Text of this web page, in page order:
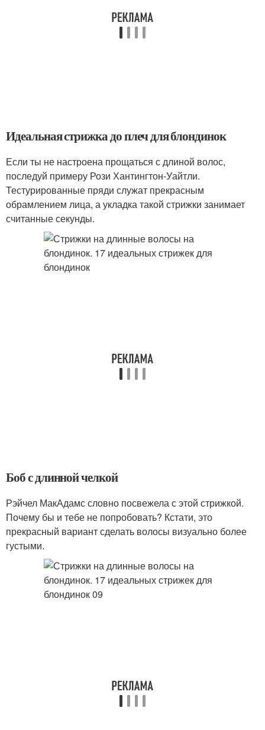
Идеальная стрижка до плеч для блондинок
Если ты не настроена прощаться с длиной волос,
последуй примеру Рози Хантингтон-Уайтли.
Тестурированные пряди служат прекрасным
обрамлением лица, а укладка такой стрижки занимает
считанные секунды.
Боб с длинной челкой
Рэйчел МакАдамс словно посвежела с этой стрижкой.
Почему бы и тебе не попробовать? Кстати, это
прекрасный вариант сделать волосы визуально более
густыми.